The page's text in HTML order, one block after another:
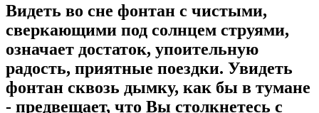
Видеть во сне фонтан с чистыми,
сверкающими под солнцем струями,
означает достаток, упоительную
радость, приятные поездки. Увидеть
фонтан сквозь дымку, как бы в тумане
- предвещает, что Вы столкнетесь с